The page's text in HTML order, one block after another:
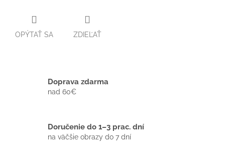
OPÝTAŤ SA ZDIEĽAŤ
Doprava zdarma
nad 60€
Doručenie do 1–3 prac. dní
na väčšie obrazy do 7 dní